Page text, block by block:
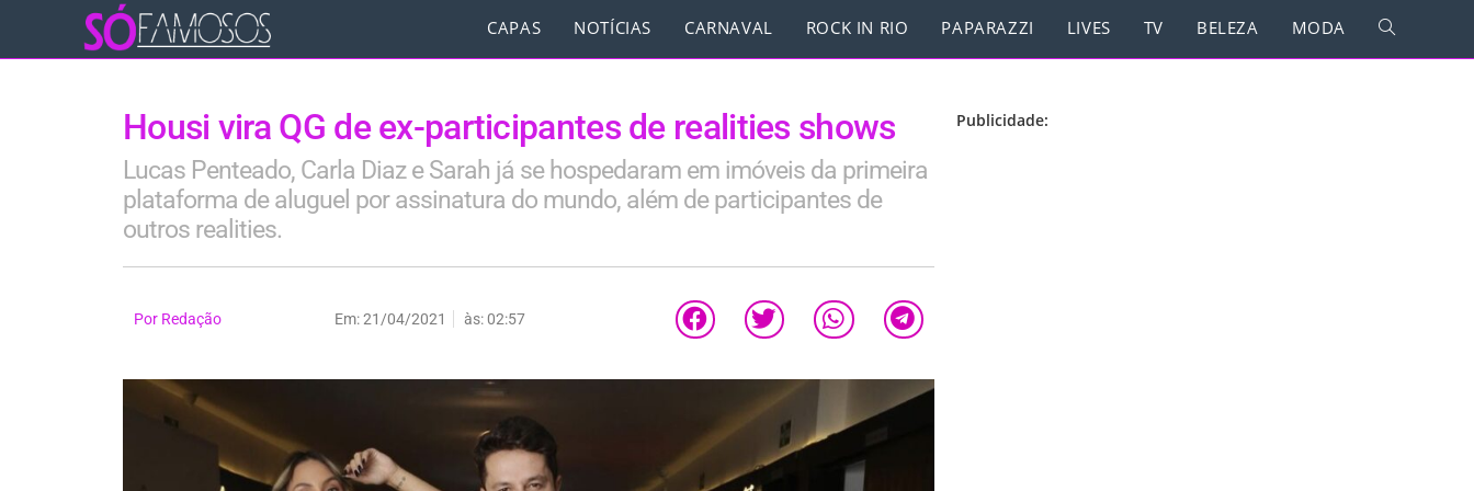
CAPAS NOTÍCIAS CARNAVAL ROCK IN RIO PAPARAZZI LIVES TV BELEZA MODA
Housi vira QG de ex-participantes de realities shows
Lucas Penteado, Carla Diaz e Sarah já se hospedaram em imóveis da primeira
plataforma de aluguel por assinatura do mundo, além de participantes de
outros realities.
Por Redação Em:21/04/2021 às:02:57
Publicidade: